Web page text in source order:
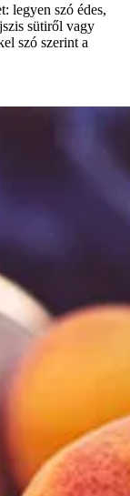
legyen szó édes,
sütiről vagy
szó szerint a